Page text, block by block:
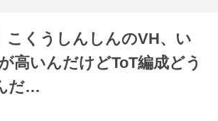
こくうしんしんのVH、い
高いんだけどToT編成どう
だ…